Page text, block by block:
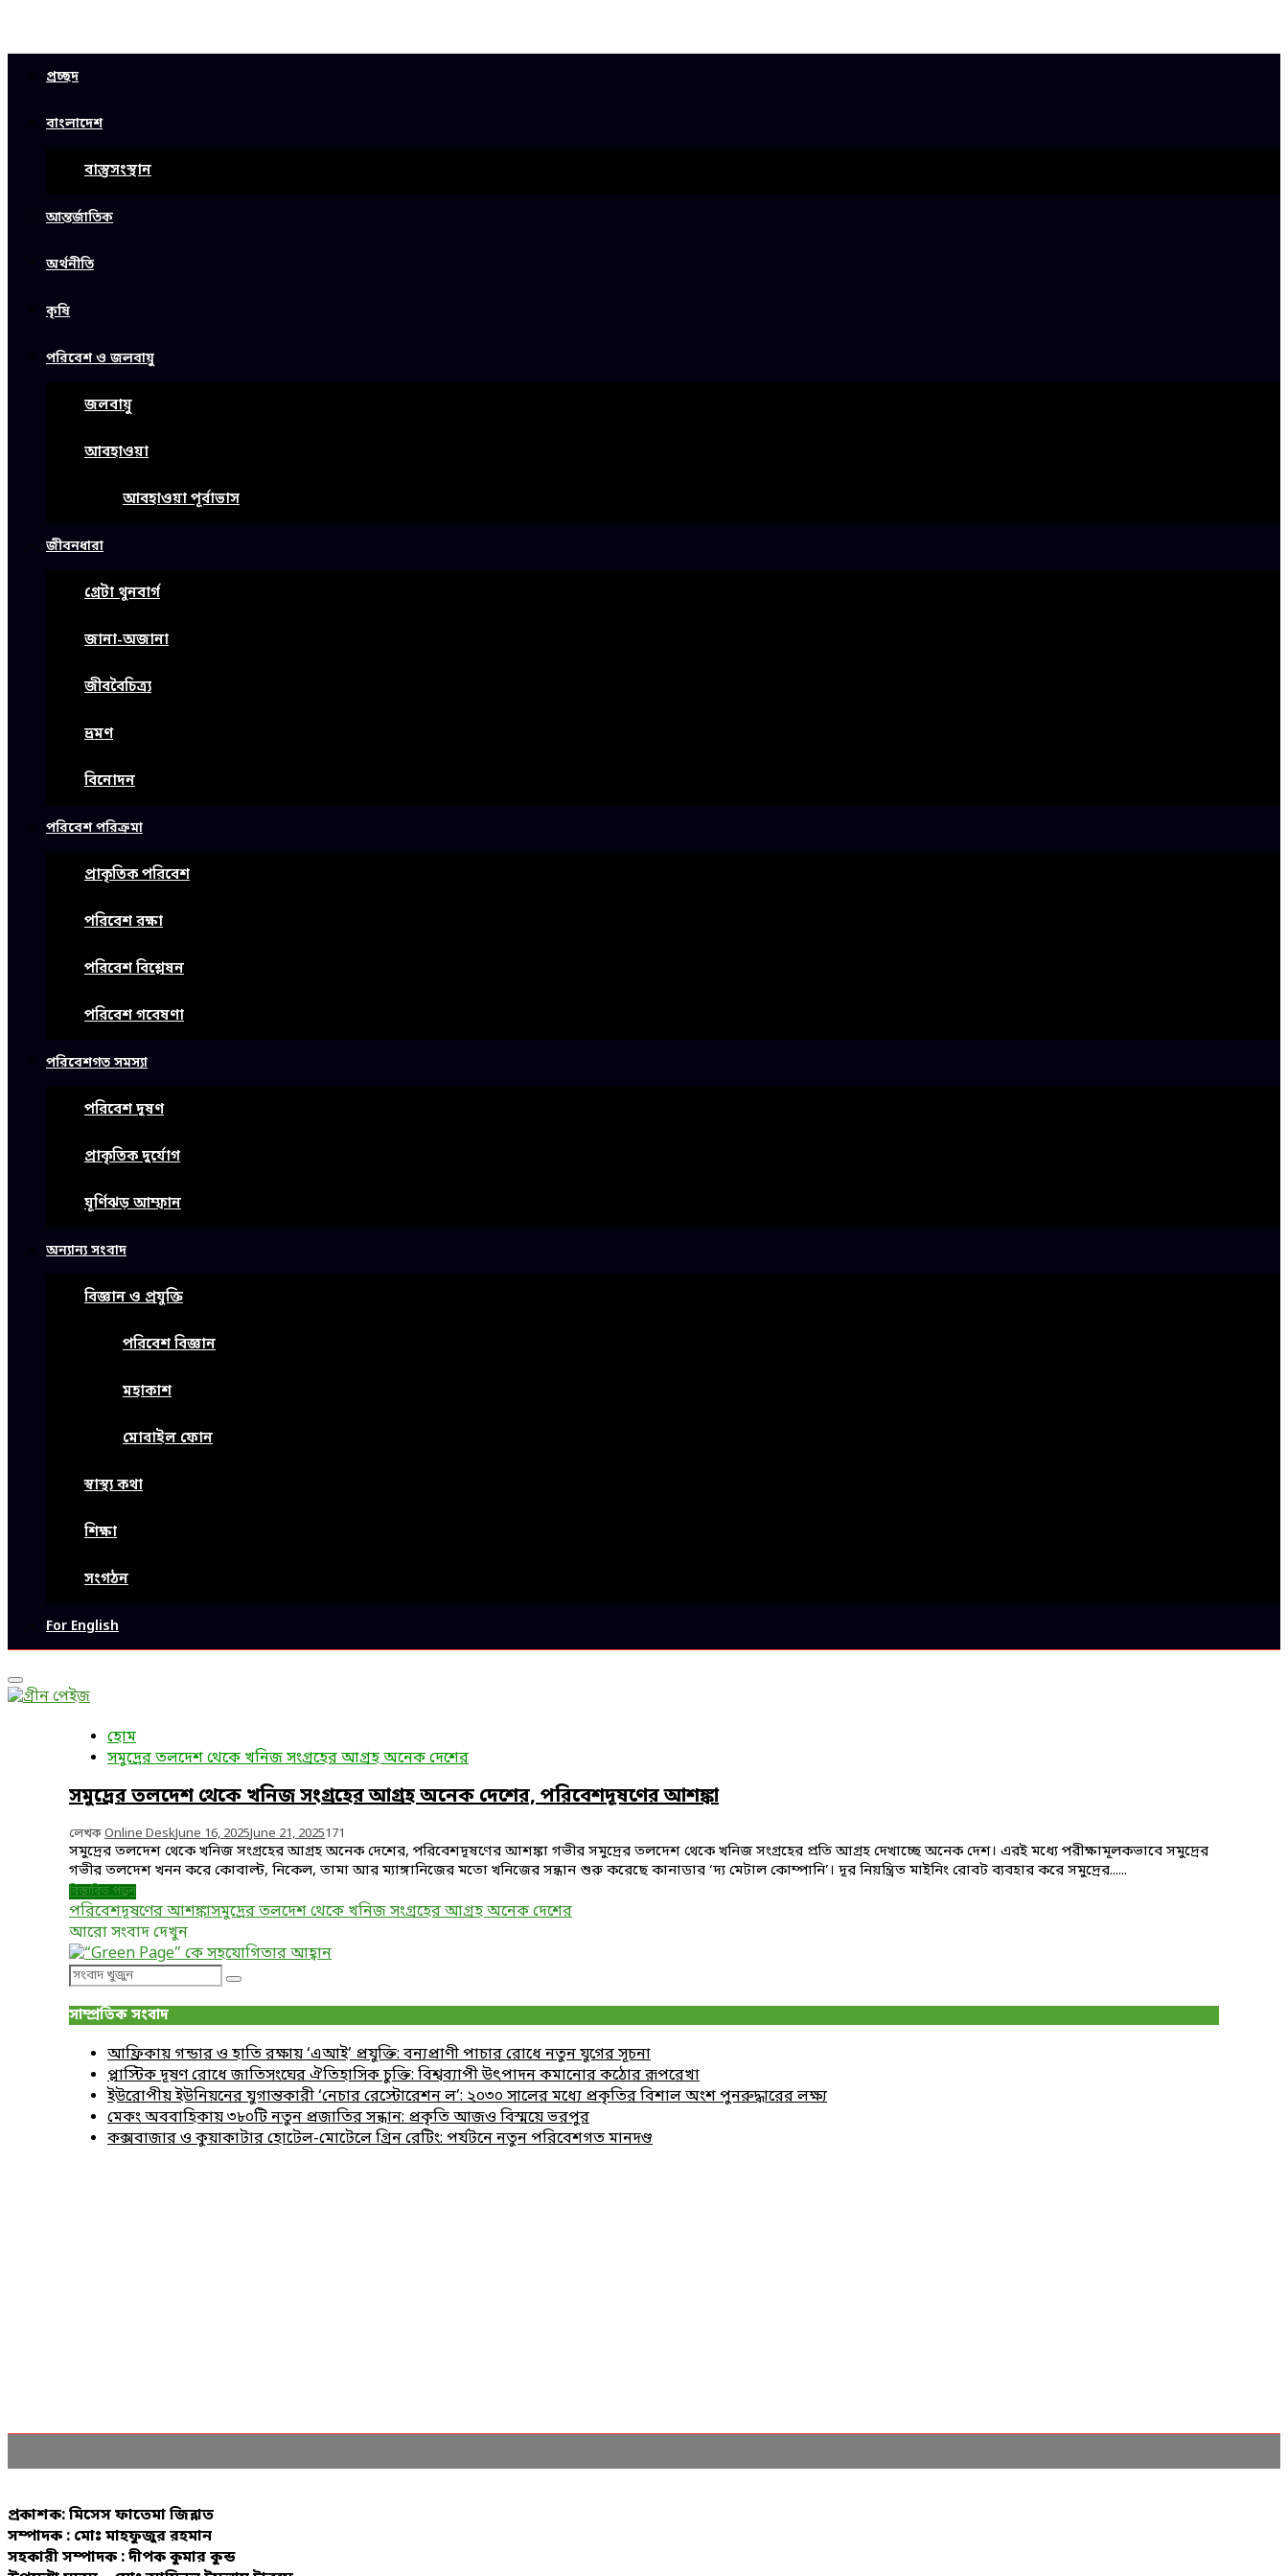
প্রচ্ছদ
বাংলাদেশ
বাস্তুসংস্থান
আন্তর্জাতিক
অর্থনীতি
কৃষি
পরিবেশ ও জলবায়ু
জলবায়ু
আবহাওয়া
আবহাওয়া পূর্বাভাস
জীবনধারা
গ্রেটা থুনবার্গ
জানা-অজানা
জীববৈচিত্র্য
ভ্রমণ
বিনোদন
পরিবেশ পরিক্রমা
প্রাকৃতিক পরিবেশ
পরিবেশ রক্ষা
পরিবেশ বিশ্লেষন
পরিবেশ গবেষণা
পরিবেশগত সমস্যা
পরিবেশ দূষণ
প্রাকৃতিক দুর্যোগ
ঘূর্ণিঝড় আম্ফান
অন্যান্য সংবাদ
বিজ্ঞান ও প্রযুক্তি
পরিবেশ বিজ্ঞান
মহাকাশ
মোবাইল ফোন
স্বাস্থ্য কথা
শিক্ষা
সংগঠন
For English
Primary
Menu
হোম
সমুদ্রের তলদেশ থেকে খনিজ সংগ্রহের আগ্রহ অনেক দেশের
সমুদ্রের তলদেশ থেকে খনিজ সংগ্রহের আগ্রহ অনেক দেশের, পরিবেশদূষণের আশঙ্কা
লেখকOnline DeskJune 16, 2025June 21, 2025171
সমুদ্রের তলদেশ থেকে খনিজ সংগ্রহের আগ্রহ অনেক দেশের, পরিবেশদূষণের আশঙ্কা গভীর সমুদ্রের তলদেশ থেকে খনিজ সংগ্রহের প্রতি আগ্রহ দেখাচ্ছে অনেক দেশ। এরই মধ্যে পরীক্ষামূলকভাবে সমুদ্রের
গভীর তলদেশ খনন করে কোবাল্ট, নিকেল, তামা আর ম্যাঙ্গানিজের মতো খনিজের সন্ধান শুরু করেছে কানাডার ‘দ্য মেটাল কোম্পানি’। দূর নিয়ন্ত্রিত মাইনিং রোবট ব্যবহার করে সমুদ্রের......
বিস্তারিত পড়ুন
পরিবেশদূষণের আশঙ্কাসমুদ্রের তলদেশ থেকে খনিজ সংগ্রহের আগ্রহ অনেক দেশের
আরো সংবাদ দেখুন
Search
Search
সাম্প্রতিক সংবাদ
আফ্রিকায় গন্ডার ও হাতি রক্ষায় ‘এআই’ প্রযুক্তি: বন্যপ্রাণী পাচার রোধে নতুন যুগের সূচনা
প্লাস্টিক দূষণ রোধে জাতিসংঘের ঐতিহাসিক চুক্তি: বিশ্বব্যাপী উৎপাদন কমানোর কঠোর রূপরেখা
ইউরোপীয় ইউনিয়নের যুগান্তকারী ‘নেচার রেস্টোরেশন ল’: ২০৩০ সালের মধ্যে প্রকৃতির বিশাল অংশ পুনরুদ্ধারের লক্ষ্য
মেকং অববাহিকায় ৩৮০টি নতুন প্রজাতির সন্ধান: প্রকৃতি আজও বিস্ময়ে ভরপুর
কক্সবাজার ও কুয়াকাটার হোটেল-মোটেলে গ্রিন রেটিং: পর্যটনে নতুন পরিবেশগত মানদণ্ড
প্রকাশক: মিসেস ফাতেমা জিন্নাত
সম্পাদক : মোঃ মাহফুজুর রহমান
সহকারী সম্পাদক : দীপক কুমার কুন্ড